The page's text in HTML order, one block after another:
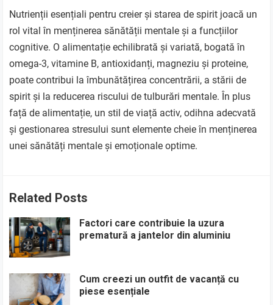
Nutrienții esențiali pentru creier și starea de spirit joacă un
rol vital în menținerea sănătății mentale și a funcțiilor
cognitive. O alimentație echilibrată și variată, bogată în
omega-3, vitamine B, antioxidanți, magneziu și proteine,
poate contribui la îmbunătățirea concentrării, a stării de
spirit și la reducerea riscului de tulburări mentale. În plus
față de alimentație, un stil de viață activ, odihna adecvată
și gestionarea stresului sunt elemente cheie în menținerea
unei sănătăți mentale și emoționale optime.
Related Posts
Factori care contribuie la uzura
prematură a jantelor din aluminiu
Cum creezi un outfit de vacanță cu
piese esențiale